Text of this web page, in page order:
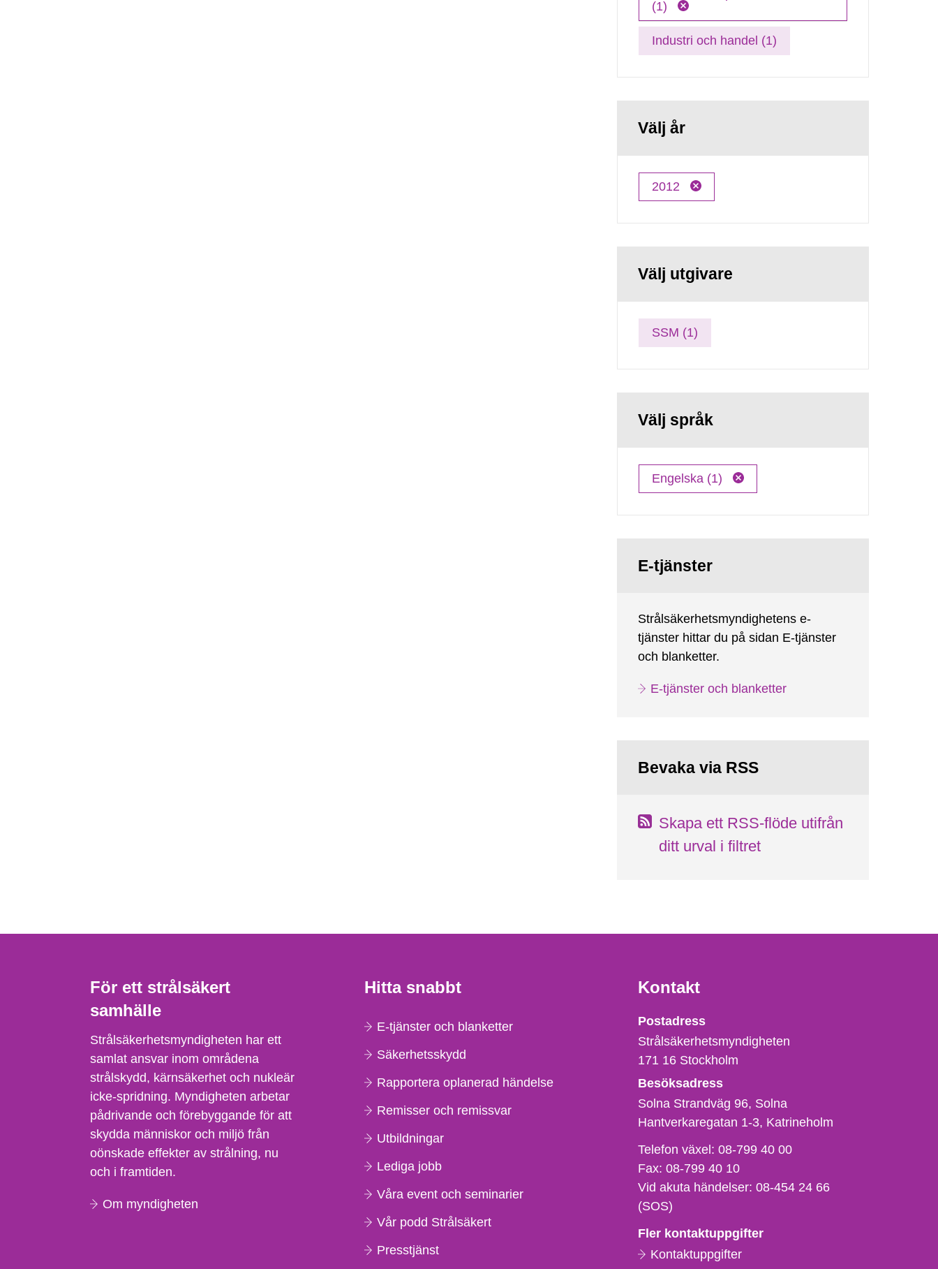
(1)
Industri och handel (1)
Välj år
2012
Välj utgivare
SSM (1)
Välj språk
Engelska (1)
E-tjänster
Strålsäkerhetsmyndighetens e-
tjänster hittar du på sidan E-tjänster
och blanketter.
E-tjänster och blanketter
Bevaka via RSS
Skapa ett RSS-flöde utifrån
ditt urval i filtret
För ett strålsäkert
samhälle
Strålsäkerhetsmyndigheten har ett
samlat ansvar inom områdena
strålskydd, kärnsäkerhet och nukleär
icke-spridning. Myndigheten arbetar
pådrivande och förebyggande för att
skydda människor och miljö från
oönskade effekter av strålning, nu
och i framtiden.
Om myndigheten
Hitta snabbt
E-tjänster och blanketter
Säkerhetsskydd
Rapportera oplanerad händelse
Remisser och remissvar
Utbildningar
Lediga jobb
Våra event och seminarier
Vår podd Strålsäkert
Presstjänst
Kontakt
Strålsäkerhetsmyndigheten
Postadress
Strålsäkerhetsmyndigheten
171 16 Stockholm
Besöksadress
Solna Strandväg 96, Solna
Hantverkaregatan 1-3 Katrineholm
Telefon,
fax
och
e-
Telefon växel:08-799 40 00
Fax:08-799 40 10
Vid akuta händelser:08-454 24 66
(SOS)
Fler kontaktuppgifter
Kontaktuppgifter